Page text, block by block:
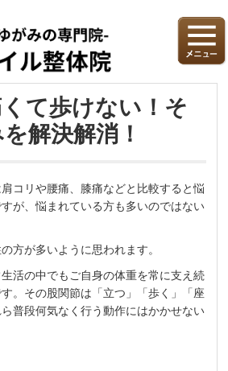
て歩けない！そ
解決解消！
コリや腰痛、膝痛などと比較すると悩
が、悩まれている方も多いのではない
方が多いように思われます。
活の中でもご自身の体重を常に支え続
。その股関節は「立つ」「歩く」「座
普段何気なく行う動作にはかかせない